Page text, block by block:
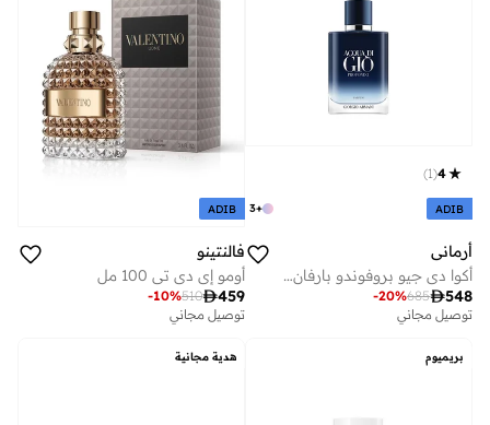
+
3
4
(
1
)
ADIB
أرماني
أكوا دي جيو بروفوندو بارفان 100 مل
548
685
-20%
توصيل مجاني
ADIB
فالنتينو
أومو إي دي تي 100 مل
459
510
-10%
توصيل مجاني
بريميوم هدية مجانية